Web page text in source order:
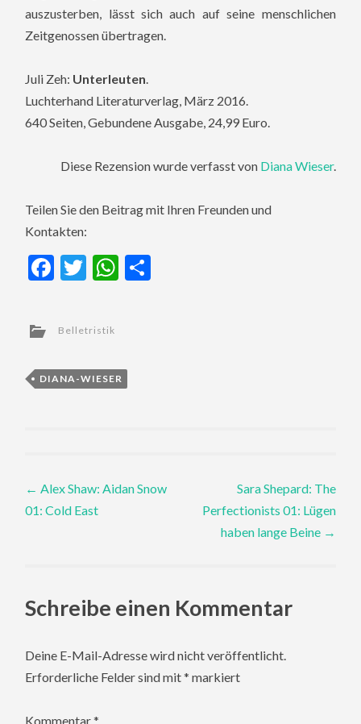
auszusterben, lässt sich auch auf seine menschlichen
Zeitgenossen übertragen.
Juli Zeh: Unterleuten.
Luchterhand Literaturverlag, März 2016.
640 Seiten, Gebundene Ausgabe, 24,99 Euro.
Diese Rezension wurde verfasst von Diana Wieser.
Teilen Sie den Beitrag mit Ihren Freunden und
Kontakten:
Facebook
TwitterWhatsApp
Belletristik
DIANA-WIESER
Post
← Alex Shaw: Aidan Snow
01: Cold East
Sara Shepard: The
Perfectionists 01: Lügen
haben lange Beine →
Schreibe einen Kommentar
Deine E-Mail-Adresse wird nicht veröffentlicht.
Erforderliche Felder sind mit* markiert
Kommentar*